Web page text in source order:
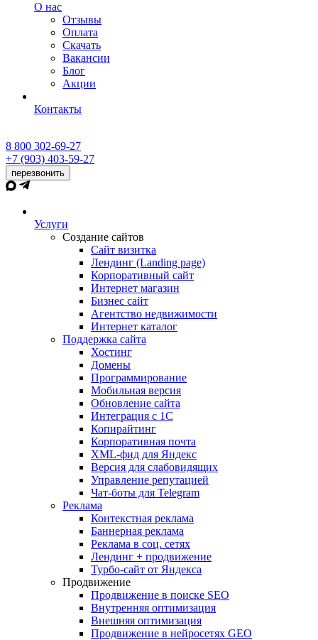
О нас
Отзывы
Оплата
Скачать
Вакансии
Блог
Акции
Контакты
8 800 302-69-27
+7 (903) 403-59-27
перезвонить
Услуги
Создание сайтов
Сайт визитка
Лендинг (Landing page)
Корпоративный сайт
Интернет магазин
Бизнес сайт
Агентство недвижимости
Интернет каталог
Поддержка сайта
Хостинг
Домены
Программирование
Мобильная версия
Обновление сайта
Интеграция с 1С
Копирайтинг
Корпоративная почта
XML-фид для Яндекс
Версия для слабовидящих
Управление репутацией
Чат-боты для Telegram
Реклама
Контекстная реклама
Баннерная реклама
Реклама в соц. сетях
Лендинг + продвижение
Турбо-сайт от Яндекса
Продвижение
Продвижение в поиске SEO
Внутренняя оптимизация
Внешняя оптимизация
Продвижение в нейросетях GEO